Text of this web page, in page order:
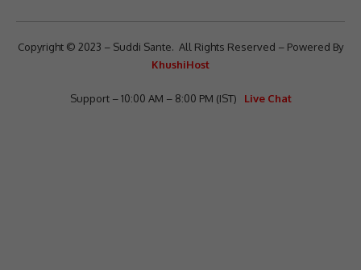
Copyright © 2023 – Suddi Sante. All Rights Reserved – Powered By
KhushiHost
Support – 10:00 AM – 8:00 PM (IST) Live Chat